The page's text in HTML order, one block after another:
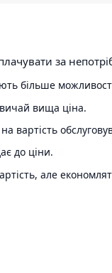
за
більше
вища ціна.
вартість
до ціни.
але